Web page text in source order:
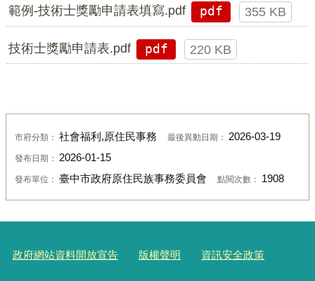
範例-技術士獎勵申請表填寫.pdf pdf 355 KB
技術士獎勵申請表.pdf pdf 220 KB
市府分類： 社會福利,原住民事務 最後異動日期： 2026-03-19
發布日期： 2026-01-15
發布單位： 臺中市政府原住民族事務委員會 點閱次數： 1908
政府網站資料開放宣告 版權聲明 資訊安全政策